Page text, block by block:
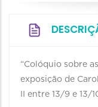
“Colóquio sobre
exposição de
II entre 13/9 e 13/